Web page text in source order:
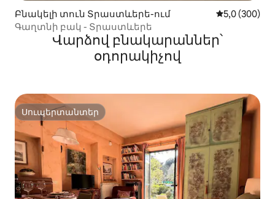
Բնակելի տուն Տրաստևերե-ում Միջին
5,0 (300)
Գաղտնի բակ - Տրաստևերե
Վարձով բնակարաններ՝
օդորակիչով
Սուպերտանտեր
Սուպերտանտեր